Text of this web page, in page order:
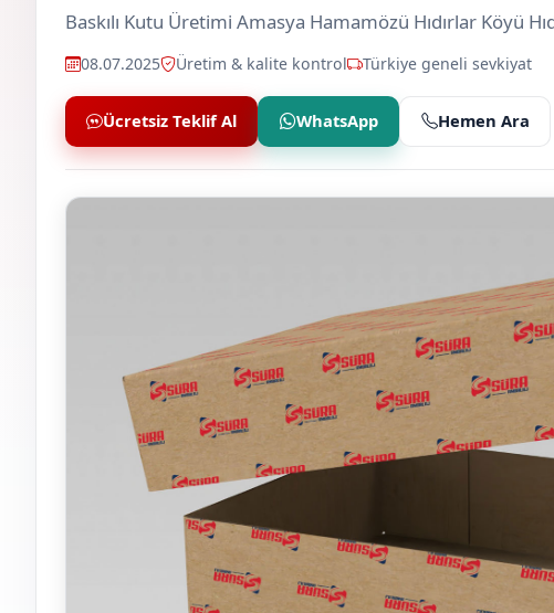
Baskılı Kutu Üretimi Amasya Hamamözü Hıdırlar Köyü
08.07.2025 Üretim & kalite kontrol Türkiye geneli sevkiyat
Ücretsiz Teklif Al WhatsApp Hemen Ara